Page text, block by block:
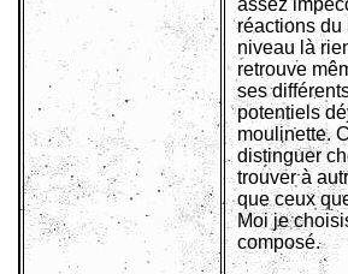
assez
réactions du
niveau là
retrouve
ses
potentiels
moulinette.
distinguer
trouver à
que ceux
Moi je
composé.